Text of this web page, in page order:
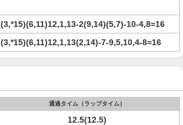
(3,*15)(6,11)12,1,13-2(9,14)(5,7)-10-4,8=16
(3,*15)(6,11)12,1,13(2,14)-7-9,5,10,4-8=16
通過タイム（ラップタイム）
12.5(12.5)